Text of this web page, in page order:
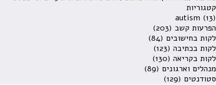
קטגוריות
autism (13)
הפרעות קשב (203)
לקות בחישובים (84)
לקות בכתיבה (123)
לקות בקריאה (130)
מנהלים וארגונים (89)
סטודנטים (129)